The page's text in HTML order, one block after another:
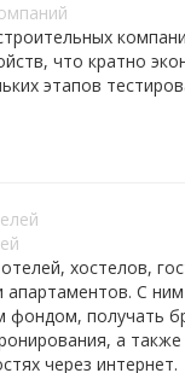
что кратно
этапов
хостелов,
апартаментов. С
фондом, получать
а также
через интернет.